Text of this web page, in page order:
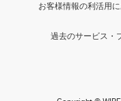
お客様情報の利活用
過去のサービス・